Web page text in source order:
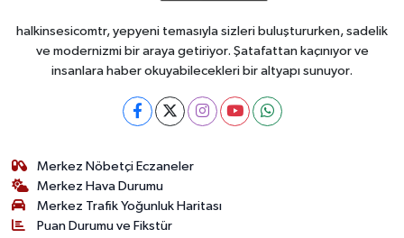
halkinsesicomtr, yepyeni temasıyla sizleri buluştururken, sadelik
ve modernizmi bir araya getiriyor. Şatafattan kaçınıyor ve
insanlara haber okuyabilecekleri bir altyapı sunuyor.
Merkez Nöbetçi Eczaneler
Merkez Hava Durumu
Merkez Trafik Yoğunluk Haritası
Puan Durumu ve Fikstür